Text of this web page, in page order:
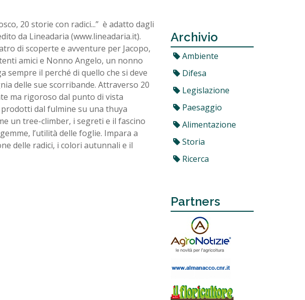
20 storie con radici...” è adatto dagli
da Lineadaria (www.lineadaria.it).
di scoperte e avventure per Jacopo,
amici e Nonno Angelo, un nonno
sempre il perché di quello che si deve
delle sue scorribande. Attraverso 20
ma rigoroso dal punto di vista
dal fulmine su una thuya
un tree-climber, i segreti e il fascino
l’utilità delle foglie. Impara a
delle radici, i colori autunnali e il
Archivio
Ambiente
Difesa
Legislazione
Paesaggio
Alimentazione
Storia
Ricerca
Partners